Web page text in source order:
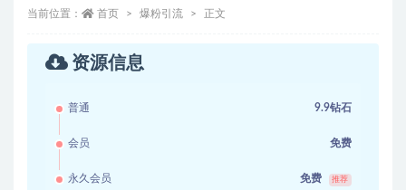
当前位置： 首页 爆粉引流 正文
资源信息
普通 9.9钻石
会员 免费
永久会员 免费 推荐